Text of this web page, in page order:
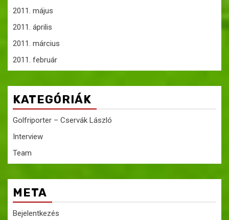
2011. május
2011. április
2011. március
2011. február
KATEGÓRIÁK
Golfriporter – Cservák László
Interview
Team
META
Bejelentkezés